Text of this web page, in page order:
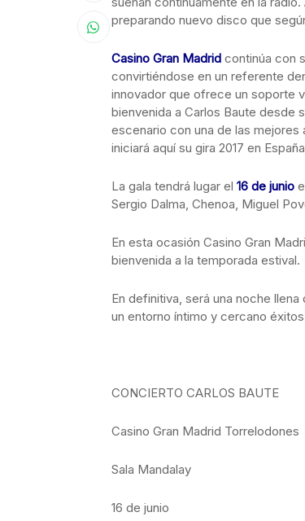
preparando nuevo disco que
Casino Gran Madrid continúa con
convirtiéndose en un referente
innovador que ofrece un soporte
bienvenida a Carlos Baute desde
escenario con una de las
iniciará aquí su gira 2017 en
La gala tendrá lugar el 16 de junio
Sergio Dalma, Chenoa, Miguel
En esta ocasión Casino Gran
bienvenida a la temporada estival.
En definitiva, será una noche
un entorno íntimo y cercano
CONCIERTO CARLOS BAUTE
Casino Gran Madrid Torrelodones
Sala Mandalay
16 de junio